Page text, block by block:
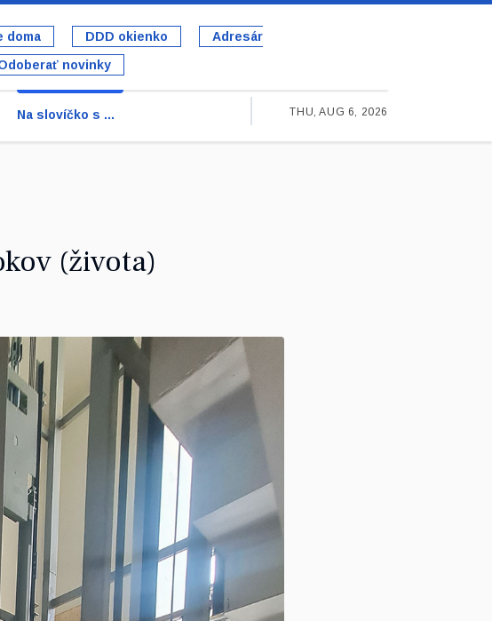
doma DDD okienko
Adresár
novinky
Na slovíčko s ... THU, AUG 6, 2026
(života)